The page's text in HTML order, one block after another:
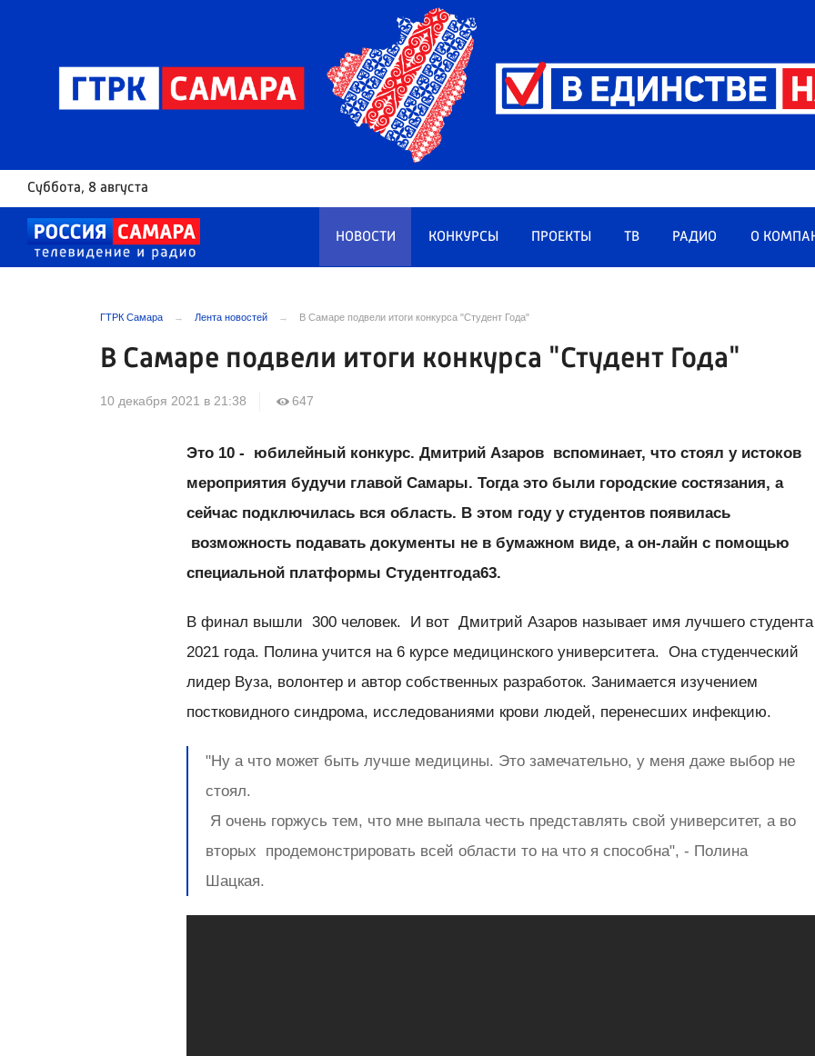
Суббота, 8 августа
НОВОСТИ КОНКУРСЫ ПРОЕКТЫ ТВ РАДИО О
ГТРК Самара Лента новостей В Самаре подвели итоги конкурса "Студент Года"
В Самаре подвели итоги конкурса "Студент Года"
10 декабря 2021 в 21:38 647
Это 10 - юбилейный конкурс. Дмитрий Азаров вспоминает, что стоял у истоков
мероприятия будучи главой Самары. Тогда это были городские состязания, а
сейчас подключилась вся область. В этом году у студентов появилась
возможность подавать документы не в бумажном виде, а он-лайн с помощью
специальной платформы Студентгода63.
В финал вышли 300 человек. И вот Дмитрий Азаров называет имя лучшего студента
2021 года. Полина учится на 6 курсе медицинского университета. Она студенческий
лидер Вуза, волонтер и автор собственных разработок. Занимается изучением
постковидного синдрома, исследованиями крови людей, перенесших инфекцию.
"Ну а что может быть лучше медицины. Это замечательно, у меня даже выбор не
стоял.
Я очень горжусь тем, что мне выпала честь представлять свой университет, а во
вторых продемонстрировать всей области то на что я способна", - Полина
Шацкая.